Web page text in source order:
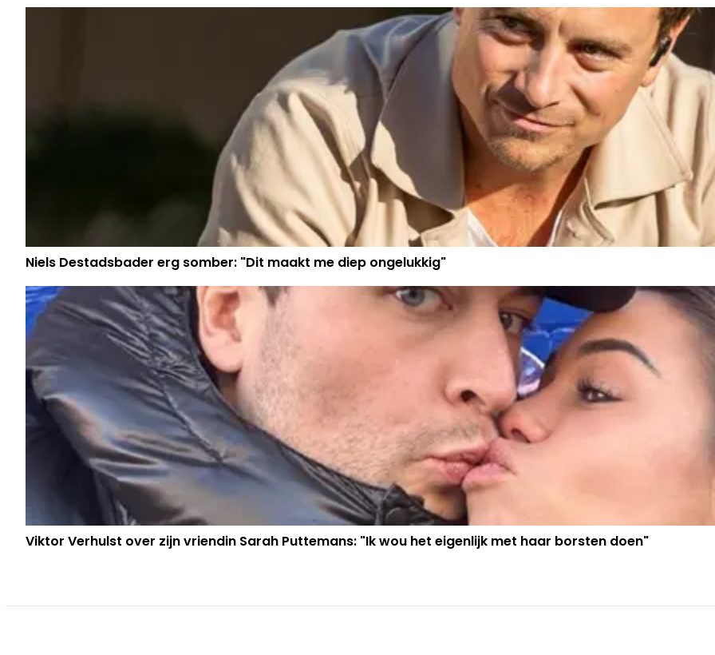
Niels Destadsbader erg somber: "Dit maakt me diep ongelukkig"
Viktor Verhulst over zijn vriendin Sarah Puttemans: "Ik wou het eigenlijk met haar borsten doen"